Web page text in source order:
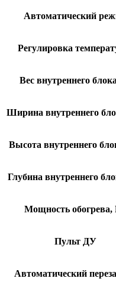
Автоматический
Регулировка
Вес внутреннего
Ширина внутреннего
Высота внутреннего
Глубина внутреннего
Мощность обогрева,
Пульт ДУ
Автоматический